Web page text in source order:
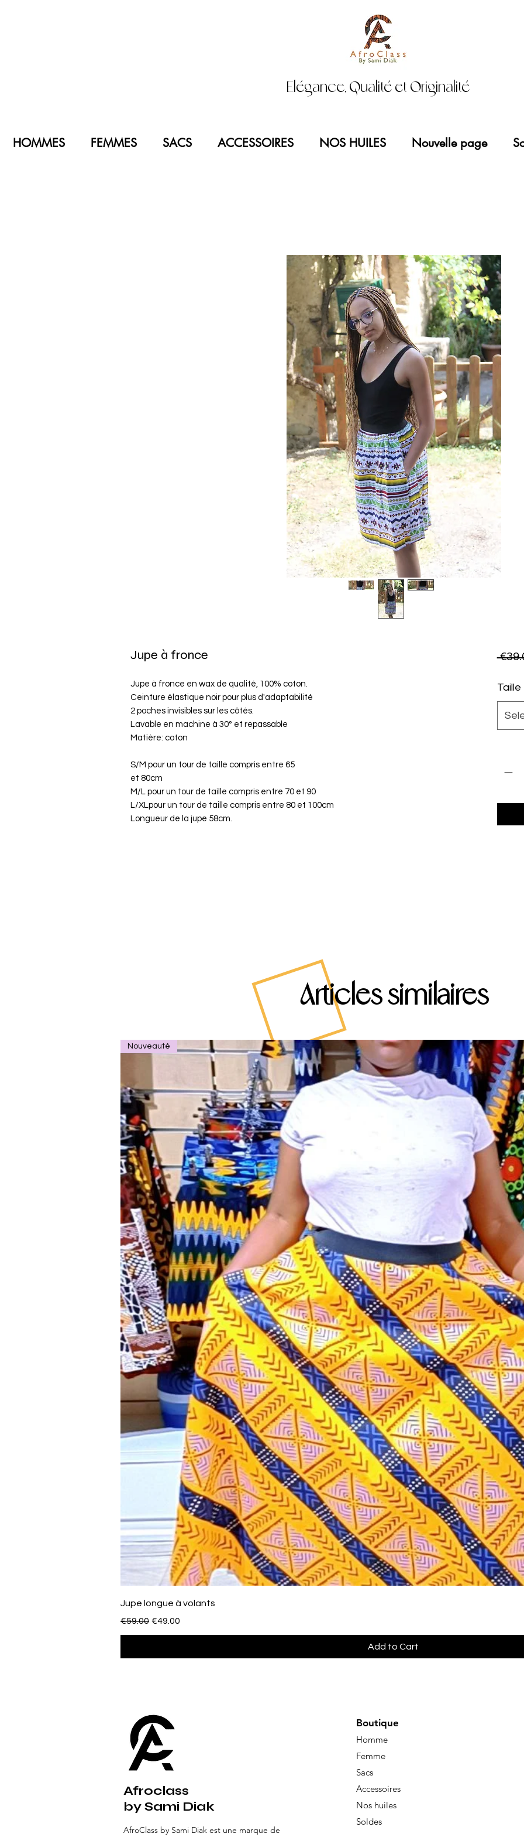
Elégance, Qualité et Originalité
HOMMES FEMMES SACS ACCESSOIRES NOS HUILES Nouvelle page
Jupe à fronce
Jupe à fronce en wax de qualité, 100% coton.
Ceinture élastique noir pour plus d'adaptabilité
2 poches invisibles sur les côtés.
Lavable en machine à 30° et repassable
Matière: coton
S/M pour un tour de taille compris entre 65
et 80cm
M/L pour un tour de taille compris entre 70 et 90
L/XLpour un tour de taille compris entre 80 et 100cm
Longueur de la jupe 58cm.
Taille
Articles similaires
Nouveauté
Jupe longue à volants
Regular Price
€59.00 Sale Price
€49.00
Add to Cart
Afroclass
by Sami Diak
AfroClass by Sami Diak est une marque de
Boutique
Homme
Femme
Sacs
Accessoires
Nos huiles
Soldes